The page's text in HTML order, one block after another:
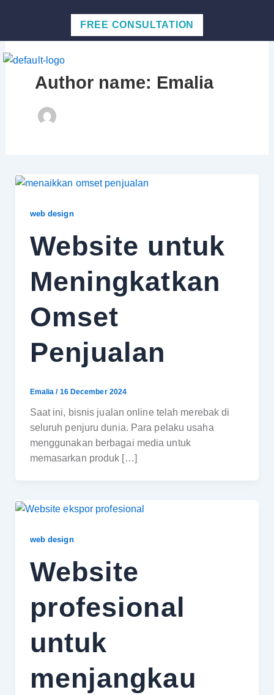
FREE CONSULTATION
Author name: Emalia
web design
Website untuk
Meningkatkan
Omset
Penjualan
Emalia/ 16 December 2024
Saat ini, bisnis jualan online telah merebak di
seluruh penjuru dunia. Para pelaku usaha
menggunakan berbagai media untuk
memasarkan produk […]
web design
Website
profesional
untuk
menjangkau